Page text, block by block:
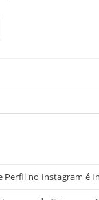
Perfil no Instagram é